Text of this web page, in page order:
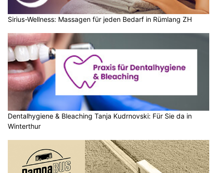
Sirius-Wellness: Massagen für jeden Bedarf in Rümlang ZH
Dentalhygiene & Bleaching Tanja Kudrnovski: Für Sie da in
Winterthur